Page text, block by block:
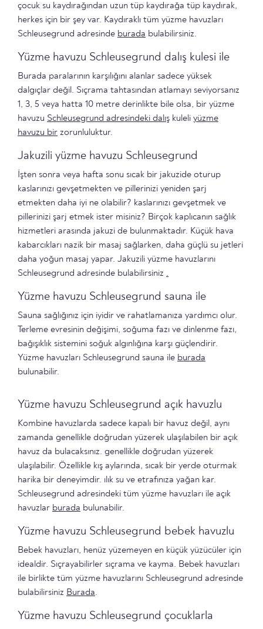
çocuk su kaydırağından uzun tüp kaydırağa tüp kaydırak,
herkes için bir şey var. Kaydıraklı tüm yüzme havuzları
Schleusegrund adresinde burada bulabilirsiniz.
Yüzme havuzu Schleusegrund dalış kulesi ile
Burada paralarının karşılığını alanlar sadece yüksek
dalgıçlar değil. Sıçrama tahtasından atlamayı seviyorsanız
1, 3, 5 veya hatta 10 metre derinlikte bile olsa, bir yüzme
havuzu Schleusegrund adresindeki dalış kuleli yüzme
havuzu bir zorunluluktur.
Jakuzili yüzme havuzu Schleusegrund
İşten sonra veya hafta sonu sıcak bir jakuzide oturup
kaslarınızı gevşetmekten ve pillerinizi yeniden şarj
etmekten daha iyi ne olabilir? kaslarınızı gevşetmek ve
pillerinizi şarj etmek ister misiniz? Birçok kaplıcanın sağlık
hizmetleri arasında jakuzi de bulunmaktadır. Küçük hava
kabarcıkları nazik bir masaj sağlarken, daha güçlü su jetleri
daha yoğun masaj yapar. Jakuzili yüzme havuzlarını
Schleusegrund adresinde bulabilirsiniz .
Yüzme havuzu Schleusegrund sauna ile
Sauna sağlığınız için iyidir ve rahatlamanıza yardımcı olur.
Terleme evresinin değişimi, soğuma fazı ve dinlenme fazı,
bağışıklık sistemini soğuk algınlığına karşı güçlendirir.
Yüzme havuzları Schleusegrund sauna ile burada
bulunabilir.
Yüzme havuzu Schleusegrund açık havuzlu
Kombine havuzlarda sadece kapalı bir havuz değil, aynı
zamanda genellikle doğrudan yüzerek ulaşılabilen bir açık
havuz da bulacaksınız. genellikle doğrudan yüzerek
ulaşılabilir. Özellikle kış aylarında, sıcak bir yerde oturmak
harika bir deneyimdir. ılık su ve etrafınıza yağan kar.
Schleusegrund adresindeki tüm yüzme havuzları ile açık
havuzlar burada bulunabilir.
Yüzme havuzu Schleusegrund bebek havuzlu
Bebek havuzları, henüz yüzemeyen en küçük yüzücüler için
idealdir. Sıçrayabilirler sıçrama ve kayma. Bebek havuzları
ile birlikte tüm yüzme havuzlarını Schleusegrund adresinde
bulabilirsiniz Burada.
Yüzme havuzu Schleusegrund çocuklarla